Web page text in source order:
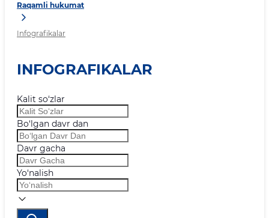
Raqamli hukumat
Infografikalar
INFOGRAFIKALAR
Kalit so‘zlar
Bo‘lgan davr dan
Davr gacha
Yo‘nalish